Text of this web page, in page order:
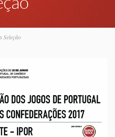
Seleção